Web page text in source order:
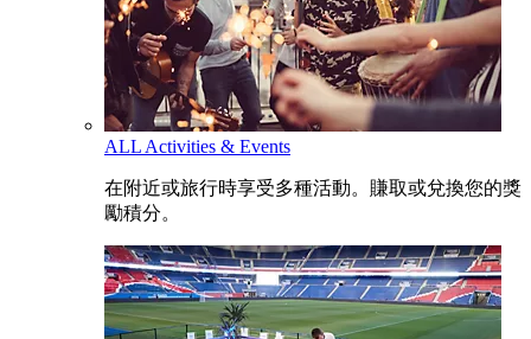
ALL Activities & Events
在附近或旅行時享受多種活動。賺取或兌換您的獎
勵積分。